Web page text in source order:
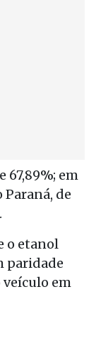
67,89%; em
Paraná, de
o etanol
paridade
veículo em